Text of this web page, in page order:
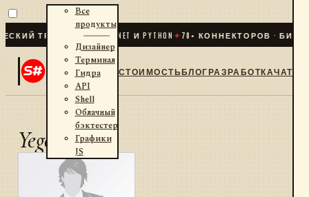
ТРЕЙДИНГ ДЛЯ .NET И PYTHON✦70+ КОННЕКТОРОВ ·
Все
продукты
Дизайнер
Терминал
Гидра
API
Shell
Облачный
бэктестер
Графики
JS
СТОИМОСТЬБЛОГРАЗРАБОТКАЧАТ
YegorM